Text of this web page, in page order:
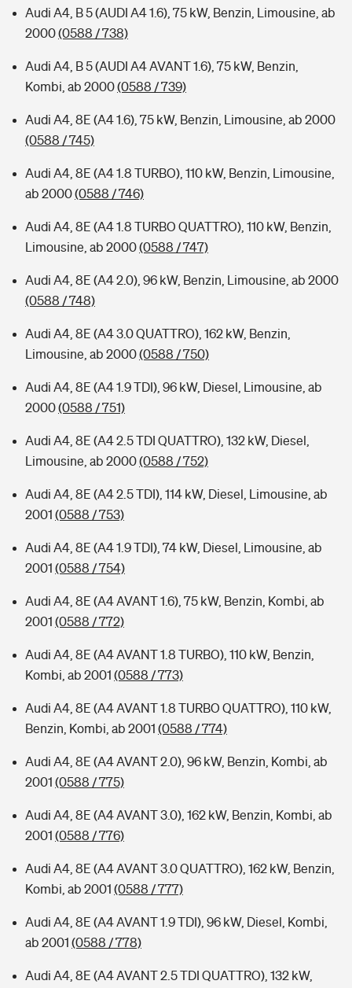
Audi A4, B 5 (AUDI A4 1.6), 75 kW, Benzin, Limousine, ab
2000(0588 / 738)
Audi A4, B 5 (AUDI A4 AVANT 1.6), 75 kW, Benzin,
Kombi, ab 2000(0588 / 739)
Audi A4, 8E (A4 1.6), 75 kW, Benzin, Limousine, ab 2000
(0588 / 745)
Audi A4, 8E (A4 1.8 TURBO), 110 kW, Benzin, Limousine,
ab 2000(0588 / 746)
Audi A4, 8E (A4 1.8 TURBO QUATTRO), 110 kW, Benzin,
Limousine, ab 2000(0588 / 747)
Audi A4, 8E (A4 2.0), 96 kW, Benzin, Limousine, ab 2000
(0588 / 748)
Audi A4, 8E (A4 3.0 QUATTRO), 162 kW, Benzin,
Limousine, ab 2000(0588 / 750)
Audi A4, 8E (A4 1.9 TDI), 96 kW, Diesel, Limousine, ab
2000(0588 / 751)
Audi A4, 8E (A4 2.5 TDI QUATTRO), 132 kW, Diesel,
Limousine, ab 2000(0588 / 752)
Audi A4, 8E (A4 2.5 TDI), 114 kW, Diesel, Limousine, ab
2001 (0588 / 753)
Audi A4, 8E (A4 1.9 TDI), 74 kW, Diesel, Limousine, ab
2001 (0588 / 754)
Audi A4, 8E (A4 AVANT 1.6), 75 kW, Benzin, Kombi, ab
2001 (0588 / 772)
Audi A4, 8E (A4 AVANT 1.8 TURBO), 110 kW, Benzin,
Kombi, ab 2001 (0588 / 773)
Audi A4, 8E (A4 AVANT 1.8 TURBO QUATTRO), 110 kW,
Benzin, Kombi, ab 2001 (0588 / 774)
Audi A4, 8E (A4 AVANT 2.0), 96 kW, Benzin, Kombi, ab
2001 (0588 / 775)
Audi A4, 8E (A4 AVANT 3.0), 162 kW, Benzin, Kombi, ab
2001 (0588 / 776)
Audi A4, 8E (A4 AVANT 3.0 QUATTRO), 162 kW, Benzin,
Kombi, ab 2001 (0588 / 777)
Audi A4, 8E (A4 AVANT 1.9 TDI), 96 kW, Diesel, Kombi,
ab 2001 (0588 / 778)
Audi A4, 8E (A4 AVANT 2.5 TDI QUATTRO), 132 kW,